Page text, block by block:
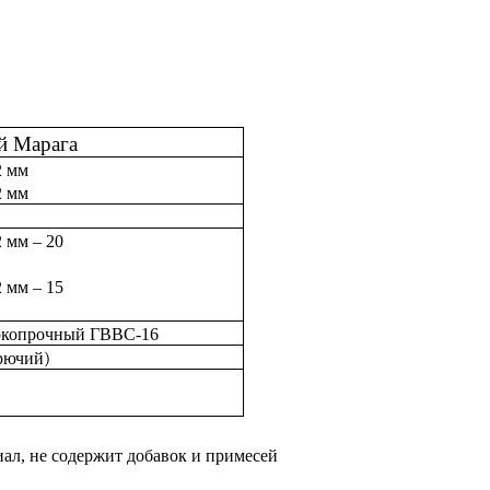
Марага
мм
мм
мм– 20
мм– 15
ГВВС-16
, не содержит добавок и примесей